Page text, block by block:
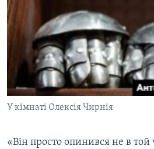
У кімнаті Олексія Чирнія
«Він просто опинився не в той